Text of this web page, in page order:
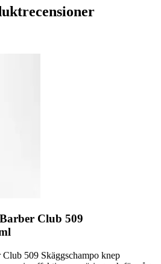
Club 509
509 Skäggschampo knep